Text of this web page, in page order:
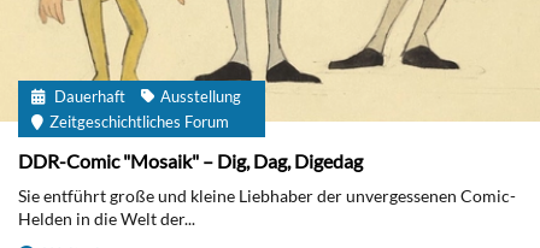
Dauerhaft
Ausstellung
Zeitgeschichtliches Forum
DDR-Comic "Mosaik" – Dig, Dag, Digedag
Sie entführt große und kleine Liebhaber der unvergessenen Comic-
Helden in die Welt der...